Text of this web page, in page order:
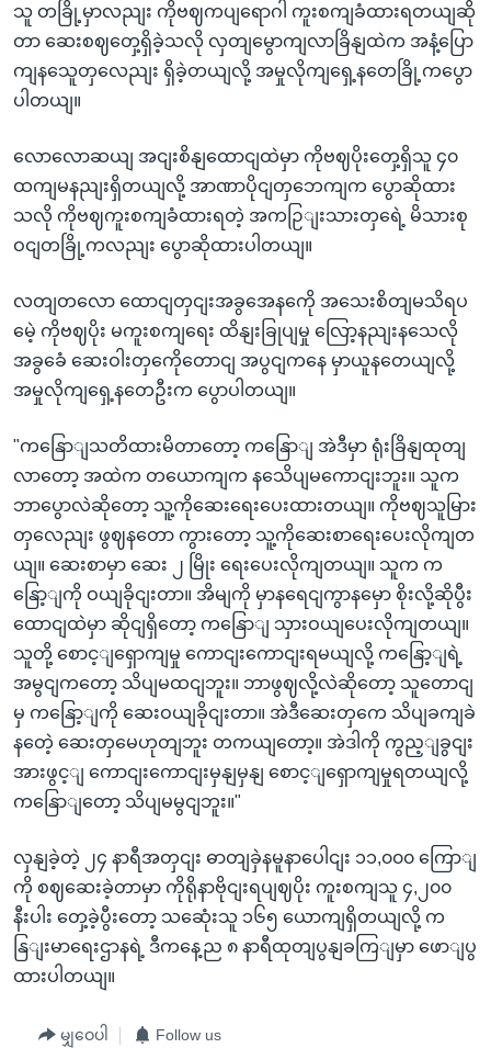
သူ တခြို့မှာလညျး ကိုဗဈကပျရောဂါ ကူးစကျခံထားရတယျဆို
တာ ဆေးစဈတှေ့ရှိခဲ့သလို လှတျမွောကျလာခြိနျထဲက အနံ့ပြော
ကျနသေူတှလေညျး ရှိခဲ့တယျလို့ အမှုလိုကျရှေ့နတေခြို့ကပွော
ပါတယျ။
လောလောဆယျ အငျးစိနျထောငျထဲမှာ ကိုဗဈပိုးတှေ့ရှိသူ ၄၀
ထကျမနညျးရှိတယျလို့ အာဏာပိုငျတှဘေကျက ပွောဆိုထား
သလို ကိုဗဈကူးစကျခံထားရတဲ့ အကဉြျးသားတှရေဲ့ မိသားစု
ဝငျတခြို့ကလညျး ပွောဆိုထားပါတယျ။
လတျတလော ထောငျတှငျးအခွအေနကေို အသေးစိတျမသိရပ
မေဲ့ ကိုဗဈပိုး မကူးစကျရေး ထိနျးခြုပျမှု လြော့နညျးနသေလို
အခွခေံ ဆေးဝါးတှကေိုတောငျ အပွငျကနေ မှာယူနတေယျလို့
အမှုလိုကျရှေ့နတေဦးက ပွောပါတယျ။
"ကနြောျသတိထားမိတာတော့ ကနြောျ အဲဒီမှာ ရုံးခြိနျထုတျ
လာတော့ အထဲက တယောကျက နသေိပျမကောငျးဘူး။ သူက
ဘာပွောလဲဆိုတော့ သူ့ကိုဆေးရေးပေးထားတယျ။ ကိုဗဈသူမြား
တှလေညျး ဖွဈနတော ကွားတော့ သူ့ကိုဆေးစာရေးပေးလိုကျတ
ယျ။ ဆေးစာမှာ ဆေး ၂ မြိုး ရေးပေးလိုကျတယျ။ သူက က
နြော့ျကို ဝယျခိုငျးတာ။ အိမျကို မှာနရေငျကွာနမှော စိုးလို့ဆိုပွီး
ထောငျထဲမှာ ဆိုငျရှိတော့ ကနြောျ သှားဝယျပေးလိုကျတယျ။
သူတို့ စောင့ျရှောကျမှု ကောငျးကောငျးရမယျလို့ ကနြော့ျရဲ့
အမွငျကတော့ သိပျမထငျဘူး။ ဘာဖွဈလို့လဲဆိုတော့ သူတောငျ
မှ ကနြော့ျကို ဆေးဝယျခိုငျးတာ။ အဲဒီဆေးတှကေ သိပျခကျခဲ
နတေဲ့ ဆေးတှမေဟုတျဘူး တကယျတော့။ အဲဒါကို ကွည့ျခွငျး
အားဖွင့ျ ကောငျးကောငျးမှနျမှနျ စောင့ျရှောကျမှုရတယျလို့
ကနြောျတော့ သိပျမမွငျဘူး။"
လှနျခဲ့တဲ့ ၂၄ နာရီအတှငျး ဓာတျခှဲနမူနာပေါငျး ၁၁,၀၀၀ ကြောျ
ကို စဈဆေးခဲ့တာမှာ ကိုရိုနာဗိုငျးရပျဈပိုး ကူးစကျသူ ၄,၂၀၀
နီးပါး တှေ့ခဲ့ပွီးတော့ သဆေုံးသူ ၁၆၅ ယောကျရှိတယျလို့ က
နြျးမာရေးဌာနရဲ့ ဒီကနေ့ည ၈ နာရီထုတျပွနျခကြျမှာ ဖောျပွ
ထားပါတယျ။
မျှဝေပါ Follow us